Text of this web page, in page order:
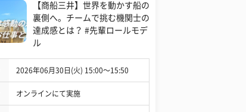
【商船三井】世界を動かす船の
裏側へ。チームで挑む機関士の
達成感とは？ #先輩ロールモデ
ル
2026年06月30日(火) 15:00〜15:50
オンラインにて実施